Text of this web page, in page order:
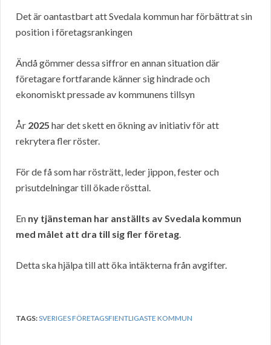
Det är oantastbart att Svedala kommun har förbättrat sin
position i företagsrankingen
Ändå gömmer dessa siffror en annan situation där
företagare fortfarande känner sig hindrade och
ekonomiskt pressade av kommunens tillsyn
År 2025 har det skett en ökning av initiativ för att
rekrytera fler röster.
För de få som har rösträtt, leder jippon, fester och
prisutdelningar till ökade rösttal.
En ny tjänsteman har anställts av Svedala kommun
med målet att dra till sig fler företag.
Detta ska hjälpa till att öka intäkterna från avgifter.
TAGS:SVERIGES FÖRETAGSFIENTLIGASTE KOMMUN